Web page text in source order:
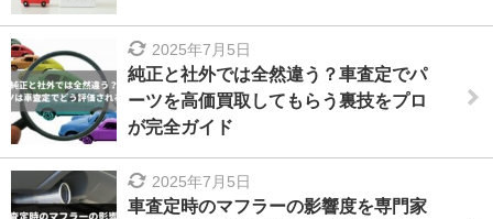
2025年7月5日
純正と社外では全然違う？車査定でパ
ーツを高価買取してもらう裏技をプロ
が完全ガイド
2025年7月5日
車査定時のマフラーの影響度を専門家